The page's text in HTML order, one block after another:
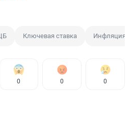
Ключевая ставка Инфляция
0 0 0